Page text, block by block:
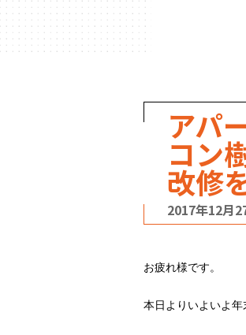
アパ
コン
改修
2017年12月
お疲れ様です。
本日よりいよいよ年